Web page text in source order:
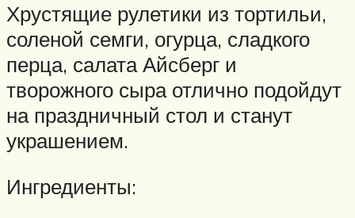
Хрустящие рулетики из тортильи,
соленой семги, огурца, сладкого
перца, салата Айсберг и
творожного сыра отлично подойдут
на праздничный стол и станут
украшением.
Ингредиенты: